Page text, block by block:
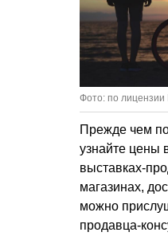
Фото: по лицензии
Прежде чем
узнайте цены
выставках-
магазинах,
можно
продавца-